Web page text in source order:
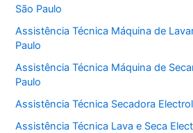
São Paulo
Assistência Técnica Máquina de
Paulo
Assistência Técnica Máquina de
Paulo
Assistência Técnica Secadora
Assistência Técnica Lava e Seca